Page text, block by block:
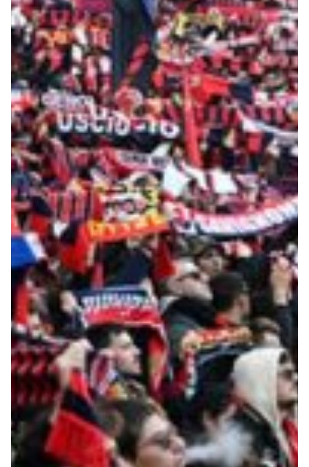
Summer Sale
Mare
Accessori
Party
Outlet
Helan x Genoa
Isolani x Genoa
Gift Card Online Store